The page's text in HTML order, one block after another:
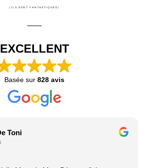
(ILS SONT FANTASTIQUES)
EXCELLENT
Basée sur 828 avis
Toni